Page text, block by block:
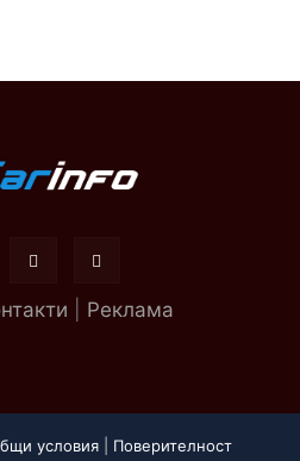
Реклама
условия Поверителност